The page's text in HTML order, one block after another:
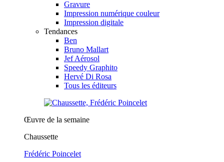
Gravure
Impression numérique couleur
Impression digitale
Tendances
Ben
Bruno Mallart
Jef Aérosol
Speedy Graphito
Hervé Di Rosa
Tous les éditeurs
Œuvre de la semaine
Chaussette
Frédéric Poincelet